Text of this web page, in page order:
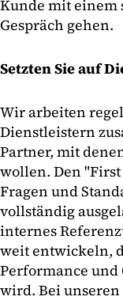
Kunde mit einem
Gespräch gehen.
Setzten Sie auf
Wir arbeiten
Dienstleistern
Partner, mit
wollen. Den
Fragen und
vollständig
internes
weit entwickeln,
Performance
wird. Bei